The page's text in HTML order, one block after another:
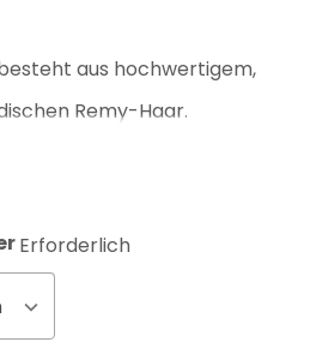
aus hochwertigem,
Remy-Haar.
Erforderlich